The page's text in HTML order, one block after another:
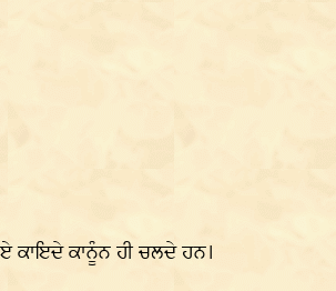
ਕਾਇਦੇ ਕਾਨੂੰਨ ਹੀ ਚਲਦੇ ਹਨ।